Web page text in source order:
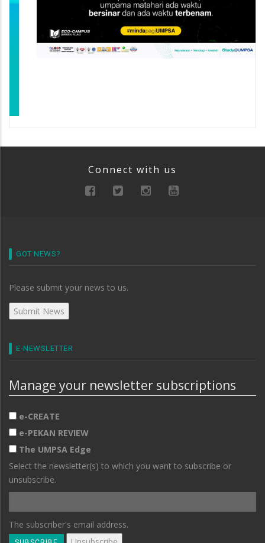
Connect with us
GOT NEWS?
Please submit your news to us.
E-NEWSLETTER
Manage your newsletter subscriptions
e-CREATE
e-PEKAN REVIEW
The UMPSA Edge
Select the newsletter(s) to which you want to subscribe or
unsubscribe.
The subscriber's email address.